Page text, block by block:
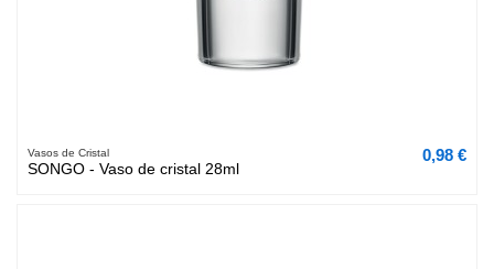
Vasos de Cristal
SONGO - Vaso de cristal 28ml
0,98 €